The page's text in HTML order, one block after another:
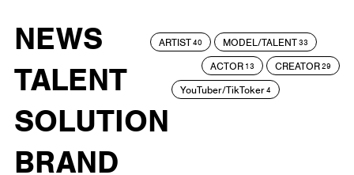
NEWS
TALENT
SOLUTION
BRAND
ARTIST40 MODEL/TALENT33
ACTOR 13 CREATOR29
YouTuber/TikToker4